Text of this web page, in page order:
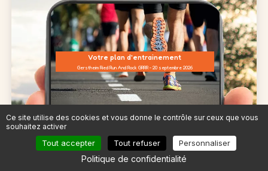
Votre plan d'entrainement
Gerstheim Ried Run And Rock GRRR - 20 septembre 2026
Profil Hugo
⏱️ Objectif : viser 3h50
💪 Niveau : distance max : 26 km, allure moyenne : 5'18''/km
🗓️ Séances possibles : 4/semaine (pas dispo le mercredi)
🏥 Problèmes de santé : périostite à droite
Ce site utilise des cookies et vous donne le contrôle sur ceux que vous
souhaitez activer
Tout accepter Tout refuser Personnaliser
Politique de confidentialité